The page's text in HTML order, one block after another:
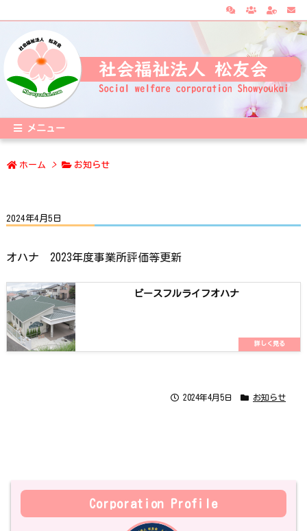
メニュー
ホーム > お知らせ
2024年4月5日
オハナ 2023年度事業所評価等更新
ピースフルライフオハナ
2024年4月5日 お知らせ
Corporation Profile